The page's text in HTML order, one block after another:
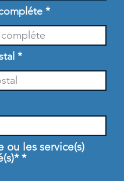
ou les service(s)
*O